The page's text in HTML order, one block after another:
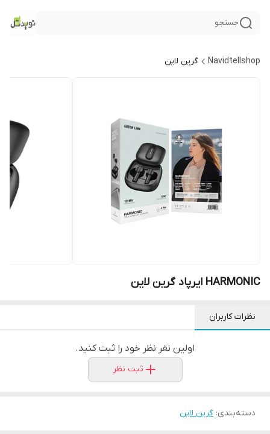
جستجو
Navidtellshop گرین لاین
HARMONIC ایرپاد گرین لاین
نظرات کاربران
اولین نفر نظر خود را ثبت کنید.
ثبت نظر
دسته‌بندی: گرین لاین